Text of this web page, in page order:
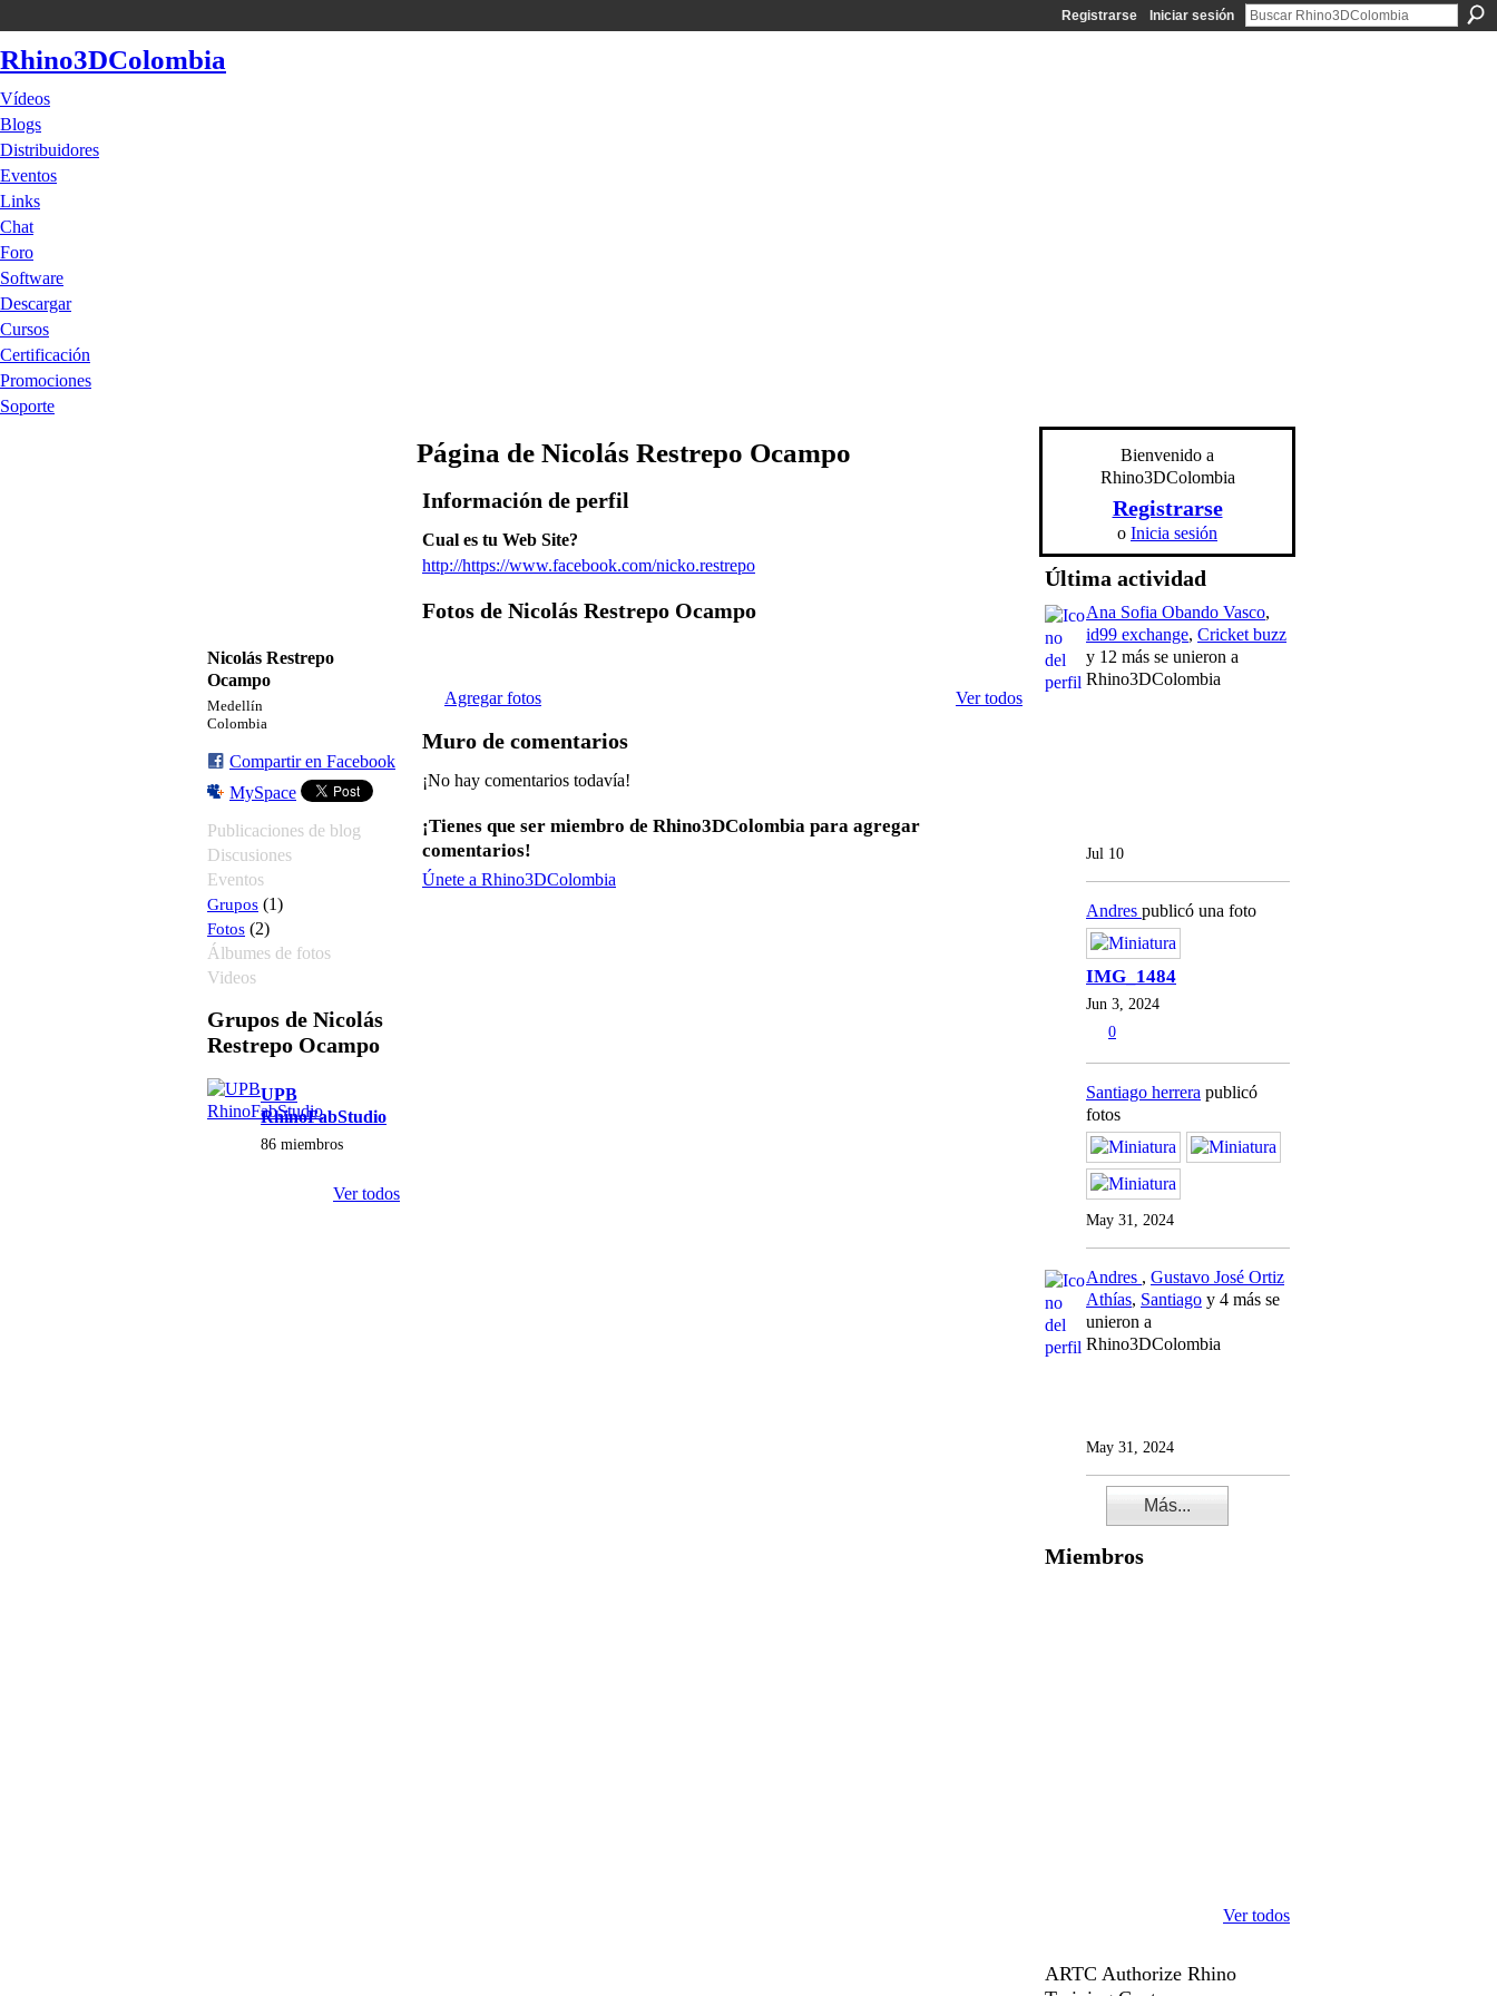
Registrarse Iniciar sesión
Rhino3DColombia
Vídeos
Blogs
Distribuidores
Eventos
Links
Chat
Foro
Software
Descargar
Cursos
Certificación
Promociones
Soporte
Nicolás Restrepo
Ocampo
Medellín
Colombia
Compartir en Facebook
MySpace
Publicaciones de blog
Discusiones
Eventos
Grupos (1)
Fotos (2)
Álbumes de fotos
Videos
Grupos de Nicolás
Restrepo Ocampo
UPB
RhinoFabStudio
86 miembros
Ver todos
Página de Nicolás Restrepo Ocampo
Información de perfil
Cual es tu Web Site?
http://https://www.facebook.com/nicko.restrepo
Fotos de Nicolás Restrepo Ocampo
Agregar fotos Ver todos
Muro de comentarios
¡No hay comentarios todavía!
¡Tienes que ser miembro de Rhino3DColombia para agregar
comentarios!
Únete a Rhino3DColombia
Bienvenido a
Rhino3DColombia
Registrarse
o Inicia sesión
Última actividad
Ana Sofia Obando Vasco,
id99 exchange, Cricket buzz
y 12 más se unieron a
Rhino3DColombia
Jul 10
Andres publicó una foto
IMG_1484
Jun 3, 2024
0
Santiago herrera publicó
fotos
May 31, 2024
Andres , Gustavo José Ortiz
Athías, Santiago y 4 más se
unieron a
Rhino3DColombia
May 31, 2024
Más...
Miembros
Ver todos
ARTC Authorize Rhino